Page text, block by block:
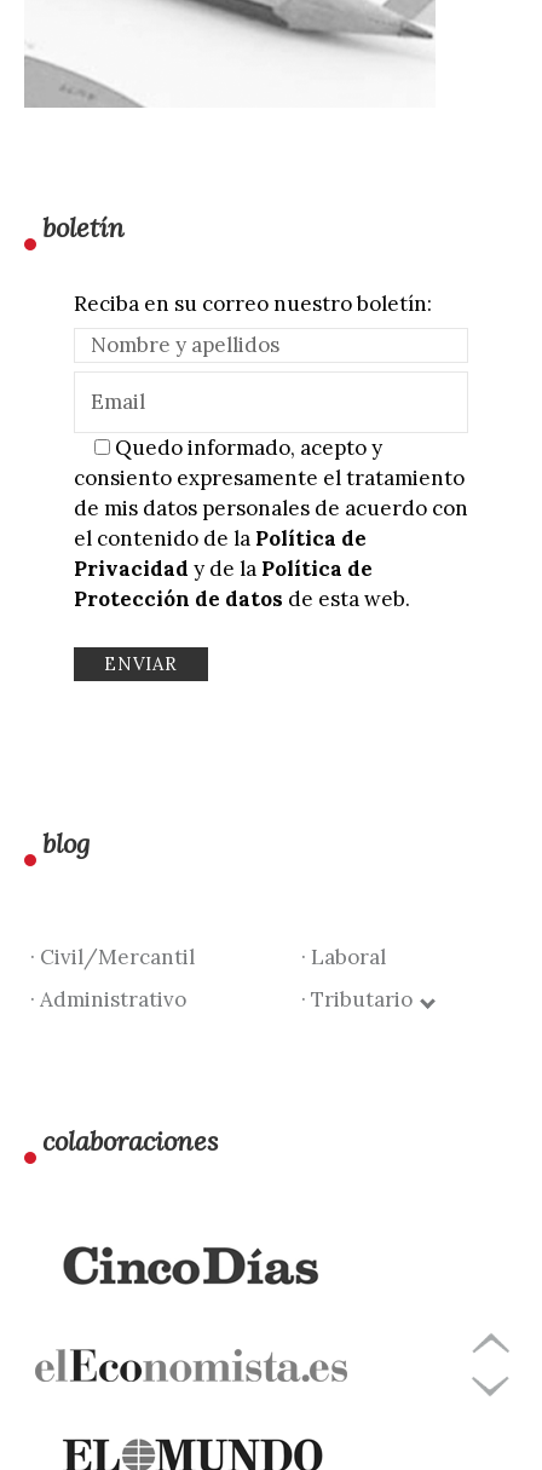
boletín
Reciba en su correo nuestro boletín:
Quedo informado, acepto y
consiento expresamente el tratamiento
de mis datos personales de acuerdo con
el contenido de la Política de
Privacidad y de la Política de
Protección de datos de esta web.
blog
· Civil/Mercantil
· Laboral
· Administrativo
· Tributario
colaboraciones